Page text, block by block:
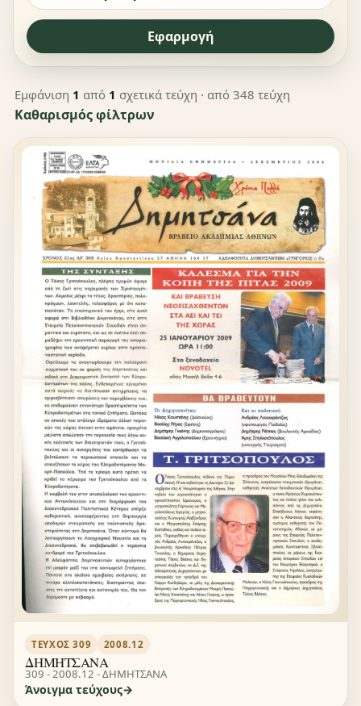
Εφαρμογή
Εμφάνιση 1 από 1 σχετικά τεύχη · από 348 τεύχη
Καθαρισμός φίλτρων
ΤΕΎΧΟΣ 309 2008.12
ΔΗΜΗΤΣΑΝΑ
309 - 2008.12 - ΔΗΜΗΤΣΑΝΑ
Άνοιγμα τεύχους